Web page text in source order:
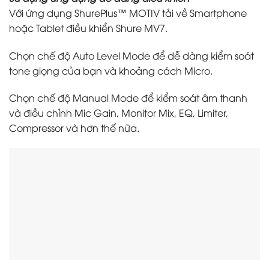
Với ứng dụng ShurePlus™ MOTIV tải về Smartphone
hoặc Tablet điều khiển Shure MV7.
Chọn chế độ Auto Level Mode để dễ dàng kiểm soát
tone giọng của bạn và khoảng cách Micro.
Chọn chế độ Manual Mode để kiểm soát âm thanh
và điều chỉnh Mic Gain, Monitor Mix, EQ, Limiter,
Compressor và hơn thế nữa.